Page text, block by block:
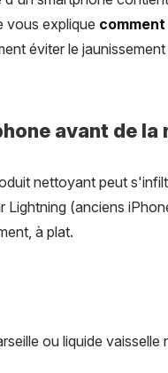
vous explique
éviter le
avant de
nettoyant peut
Lightning (anciens
à plat.
ou liquide vaisselle